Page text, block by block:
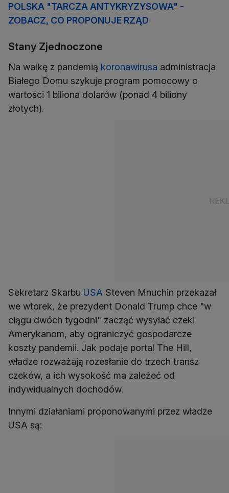
POLSKA "TARCZA ANTYKRYZYSOWA" -
ZOBACZ, CO PROPONUJE RZĄD
Stany Zjednoczone
Na walkę z pandemią koronawirusa administracja
Białego Domu szykuje program pomocowy o
wartości 1 biliona dolarów (ponad 4 biliony
złotych).
Sekretarz Skarbu USA Steven Mnuchin przekazał
we wtorek, że prezydent Donald Trump chce "w
ciągu dwóch tygodni" zacząć wysyłać czeki
Amerykanom, aby ograniczyć gospodarcze
koszty pandemii. Jak podaje portal The Hill,
władze rozważają rozesłanie do trzech transz
czeków, a ich wysokość ma zależeć od
indywidualnych dochodów.
Innymi działaniami proponowanymi przez władze
USA są: